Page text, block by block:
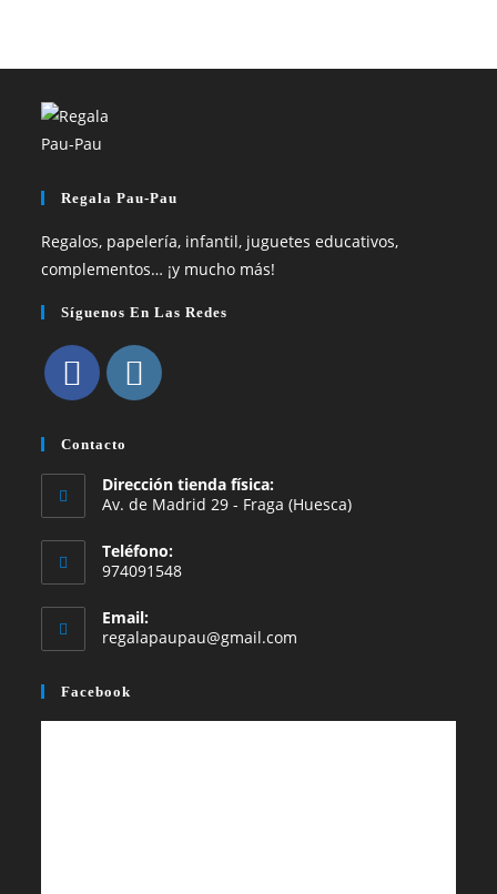
Regala Pau-Pau
Regalos, papelería, infantil, juguetes educativos,
complementos… ¡y mucho más!
Síguenos En Las Redes
abre
una
nueva
pestaña
abre
una
pestaña
Contacto
Dirección tienda física:
Av. de Madrid 29 - Fraga (Huesca)
Teléfono:
974091548
Email:
regalapaupau@gmail.com
Facebook